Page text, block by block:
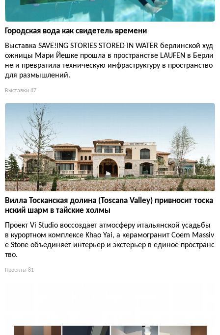
Городская вода как свидетель времени
Выставка SAVE!ING STORIES STORED IN WATER берлинской худ
ожницы Мари Йешке прошла в пространстве LAUFEN в Берли
не и превратила техническую инфраструктуру в пространство
для размышлений.
Выставки 87
Вилла Тосканская долина (Toscana Valley) привносит тоска
нский шарм в тайские холмы
Проект Vi Studio воссоздает атмосферу итальянской усадьбы
в курортном комплексе Khao Yai, а керамогранит Coem Massiv
e Stone объединяет интерьер и экстерьер в единое пространс
тво.
Проекты 81